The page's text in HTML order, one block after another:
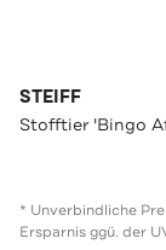
STEIFF
Stofftier 'Bingo
* Unverbindliche
Ersparnis ggü. der